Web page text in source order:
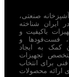
صنعتی،
ایران شناخته
باکیفیت و
فست‌فودها و
به ایجاد
تجهیزات
فنی برای انتخاب
ارائه محصولات